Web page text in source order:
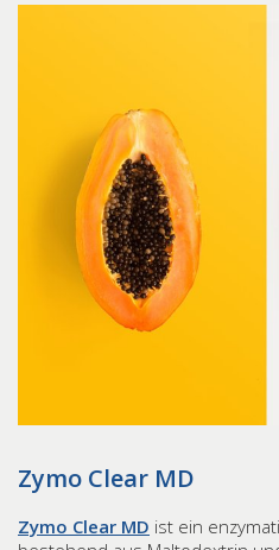
Zymo Clear MD
Zymo Clear MD ist ein